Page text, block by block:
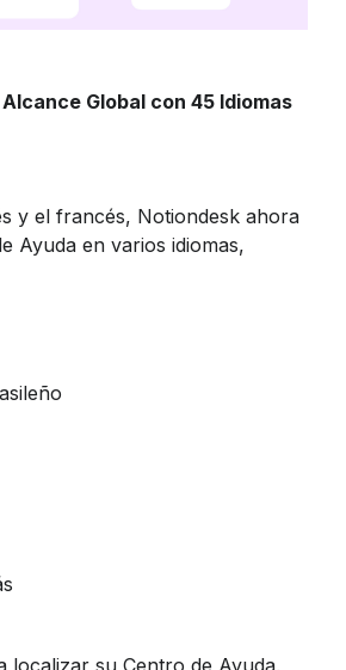
Global con 45 Idiomas
y el francés, Notiondesk ahora
Ayuda en varios idiomas,